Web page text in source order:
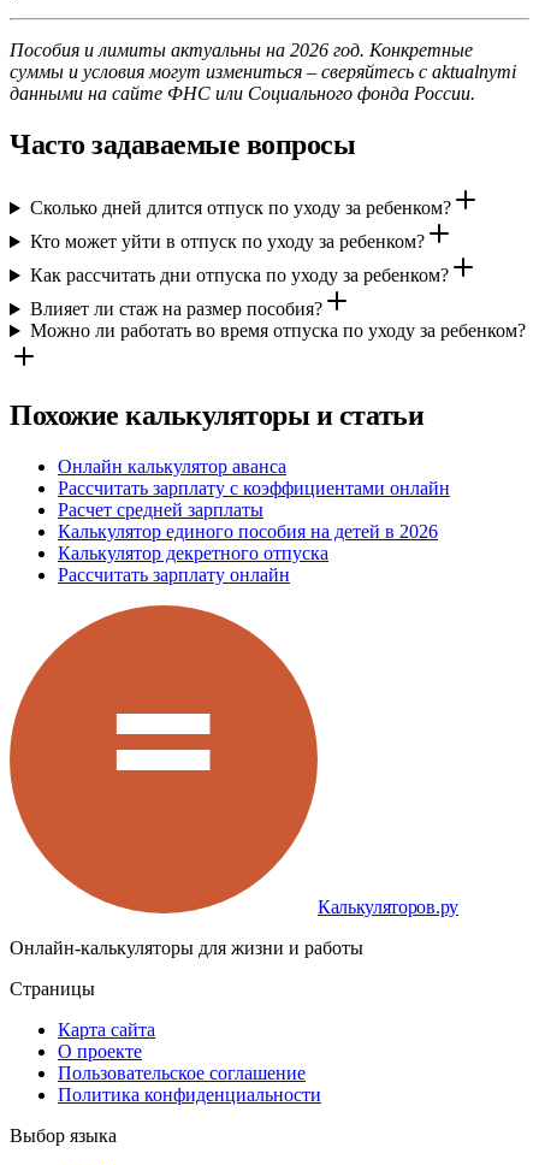
Пособия и лимиты актуальны на 2026 год. Конкретные
суммы и условия могут измениться – сверяйтесь с aktualnymi
данными на сайте ФНС или Социального фонда России.
Часто задаваемые вопросы
Сколько дней длится отпуск по уходу за ребенком?
Кто может уйти в отпуск по уходу за ребенком?
Как рассчитать дни отпуска по уходу за ребенком?
Влияет ли стаж на размер пособия?
Можно ли работать во время отпуска по уходу за ребенком?
Похожие калькуляторы и статьи
Онлайн калькулятор аванса
Рассчитать зарплату с коэффициентами онлайн
Расчет средней зарплаты
Калькулятор единого пособия на детей в 2026
Калькулятор декретного отпуска
Рассчитать зарплату онлайн
Калькуляторов.ру
Онлайн-калькуляторы для жизни и работы
Страницы
Карта сайта
О проекте
Пользовательское соглашение
Политика конфиденциальности
Выбор языка